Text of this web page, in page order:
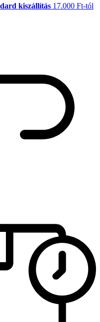
kiszállítás 17.000 Ft-tól